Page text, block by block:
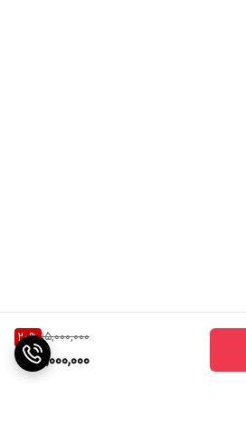
15,000,000
20%
12,000,000